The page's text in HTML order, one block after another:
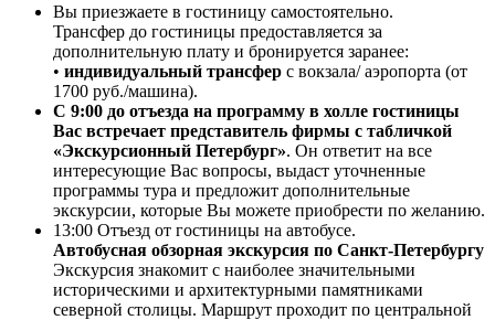
Вы приезжаете в гостиницу самостоятельно.
Трансфер до гостиницы предоставляется за
дополнительную плату и бронируется заранее:
• индивидуальный трансфер с вокзала/ аэропорта (от
1700 руб./машина).
С 9:00 до отъезда на программу в холле гостиницы
Вас встречает представитель фирмы с табличкой
«Экскурсионный Петербург». Он ответит на все
интересующие Вас вопросы, выдаст уточненные
программы тура и предложит дополнительные
экскурсии, которые Вы можете приобрести по желанию.
13:00 Отъезд от гостиницы на автобусе.
Автобусная обзорная экскурсия по Санкт-Петербургу
Экскурсия знакомит с наиболее значительными
историческими и архитектурными памятниками
северной столицы. Маршрут проходит по центральной